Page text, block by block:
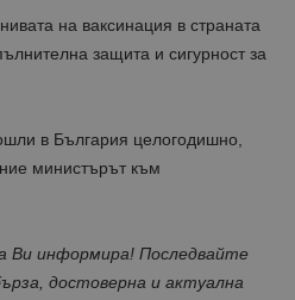
на ваксинация в страната
защита и сигурност за
в България целогодишно,
министърът към
Ви информира! Последвайте
достоверна и актуална